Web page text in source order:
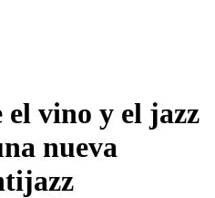
vino y el jazz
nueva